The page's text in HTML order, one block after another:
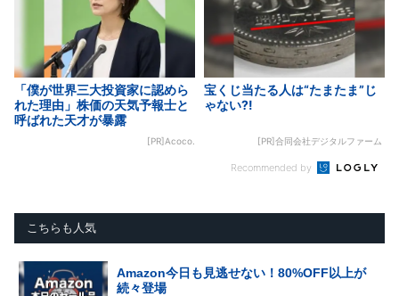
「僕が世界三大投資家に認めら
れた理由」株価の天気予報士と
呼ばれた天才が暴露
[PR]Acoco.
宝くじ当たる人は“たまたま”じ
ゃない?!
[PR]合同会社デジタルファーム
Recommended by
こちらも人気
Amazon今日も見逃せない！80%OFF以上が
続々登場